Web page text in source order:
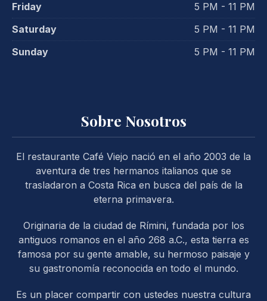
Friday
5 PM - 11 PM
Saturday
5 PM - 11 PM
Sunday
5 PM - 11 PM
Sobre Nosotros
El restaurante Café Viejo nació en el año 2003 de la
aventura de tres hermanos italianos que se
trasladaron a Costa Rica en busca del país de la
eterna primavera.
Originaria de la ciudad de Rímini, fundada por los
antiguos romanos en el año 268 a.C., esta tierra es
famosa por su gente amable, su hermoso paisaje y
su gastronomía reconocida en todo el mundo.
Es un placer compartir con ustedes nuestra cultura
PREVIOUS